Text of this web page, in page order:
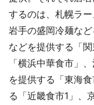
するのは、札幌ラ
岩手の盛岡冷麺な
などを提供する「
「横浜中華食市」
を提供する「東海
る「近畿食市1」、